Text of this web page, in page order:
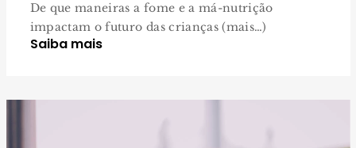
De que maneiras a fome e a má-nutrição
impactam o futuro das crianças (mais…)
Saiba mais